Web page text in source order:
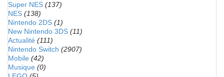
Super NES (137)
NES (138)
Nintendo 2DS (1)
New Nintendo 3DS (11)
Actualité (111)
Nintendo Switch (2907)
Mobile (42)
Musique (0)